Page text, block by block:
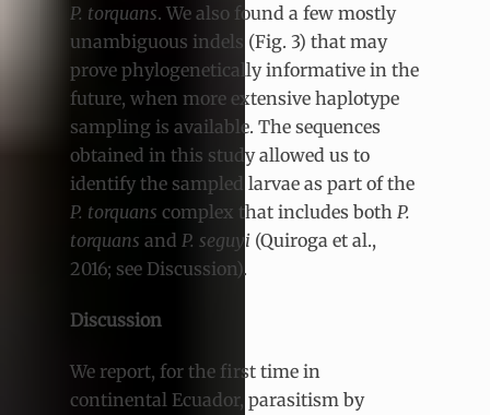
P. torquans. We also found a few mostly
unambiguous indels (Fig. 3) that may
prove phylogenetically informative in the
future, when more extensive haplotype
sampling is available. The sequences
obtained in this study allowed us to
identify the sampled larvae as part of the
P. torquans complex that includes both P.
torquans and P. seguyi (Quiroga et al.,
2016; see Discussion).
Discussion
We report, for the first time in
continental Ecuador, parasitism by